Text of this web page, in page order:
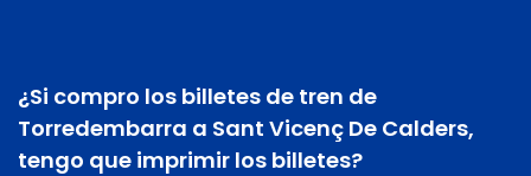
¿Si compro los billetes de tren de
Torredembarra a Sant Vicenç De Calders,
tengo que imprimir los billetes?